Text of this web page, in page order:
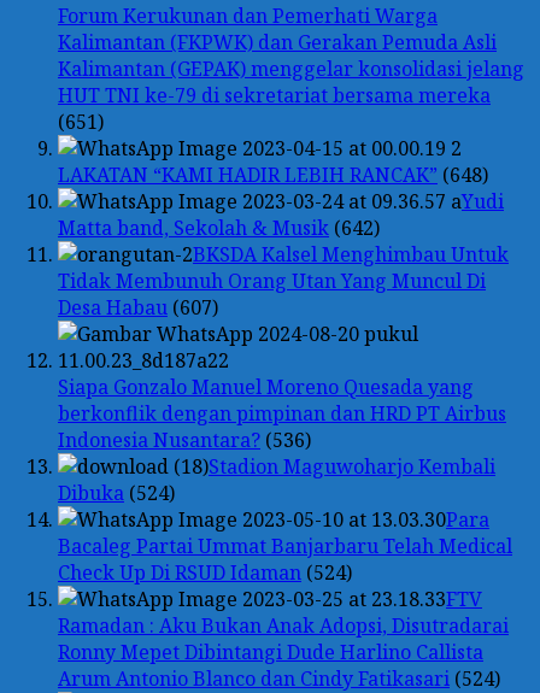
Forum Kerukunan dan Pemerhati Warga
Kalimantan (FKPWK) dan Gerakan Pemuda Asli
Kalimantan (GEPAK) menggelar konsolidasi jelang
HUT TNI ke-79 di sekretariat bersama mereka
(651)
LAKATAN “KAMI HADIR LEBIH RANCAK” (648)
Yudi
Matta band, Sekolah & Musik (642)
BKSDA Kalsel Menghimbau Untuk
Tidak Membunuh Orang Utan Yang Muncul Di
Desa Habau (607)
Siapa Gonzalo Manuel Moreno Quesada yang
berkonflik dengan pimpinan dan HRD PT Airbus
Indonesia Nusantara? (536)
Stadion Maguwoharjo Kembali
Dibuka (524)
Para
Bacaleg Partai Ummat Banjarbaru Telah Medical
Check Up Di RSUD Idaman (524)
FTV
Ramadan : Aku Bukan Anak Adopsi, Disutradarai
Ronny Mepet Dibintangi Dude Harlino Callista
Arum Antonio Blanco dan Cindy Fatikasari (524)